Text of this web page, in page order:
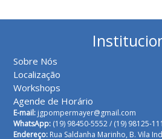
Sobre Nós
Localização
Workshops
Agende de Horário
E-mail: jgpompermayer@gmail.com
WhatsApp: (19) 98450-5552 / (19) 98125-
Endereço: Rua Saldanha Marinho, B. Vila